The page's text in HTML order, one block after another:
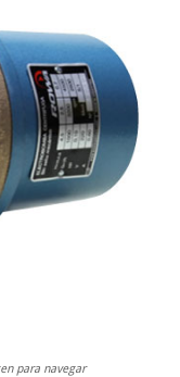
para navegar